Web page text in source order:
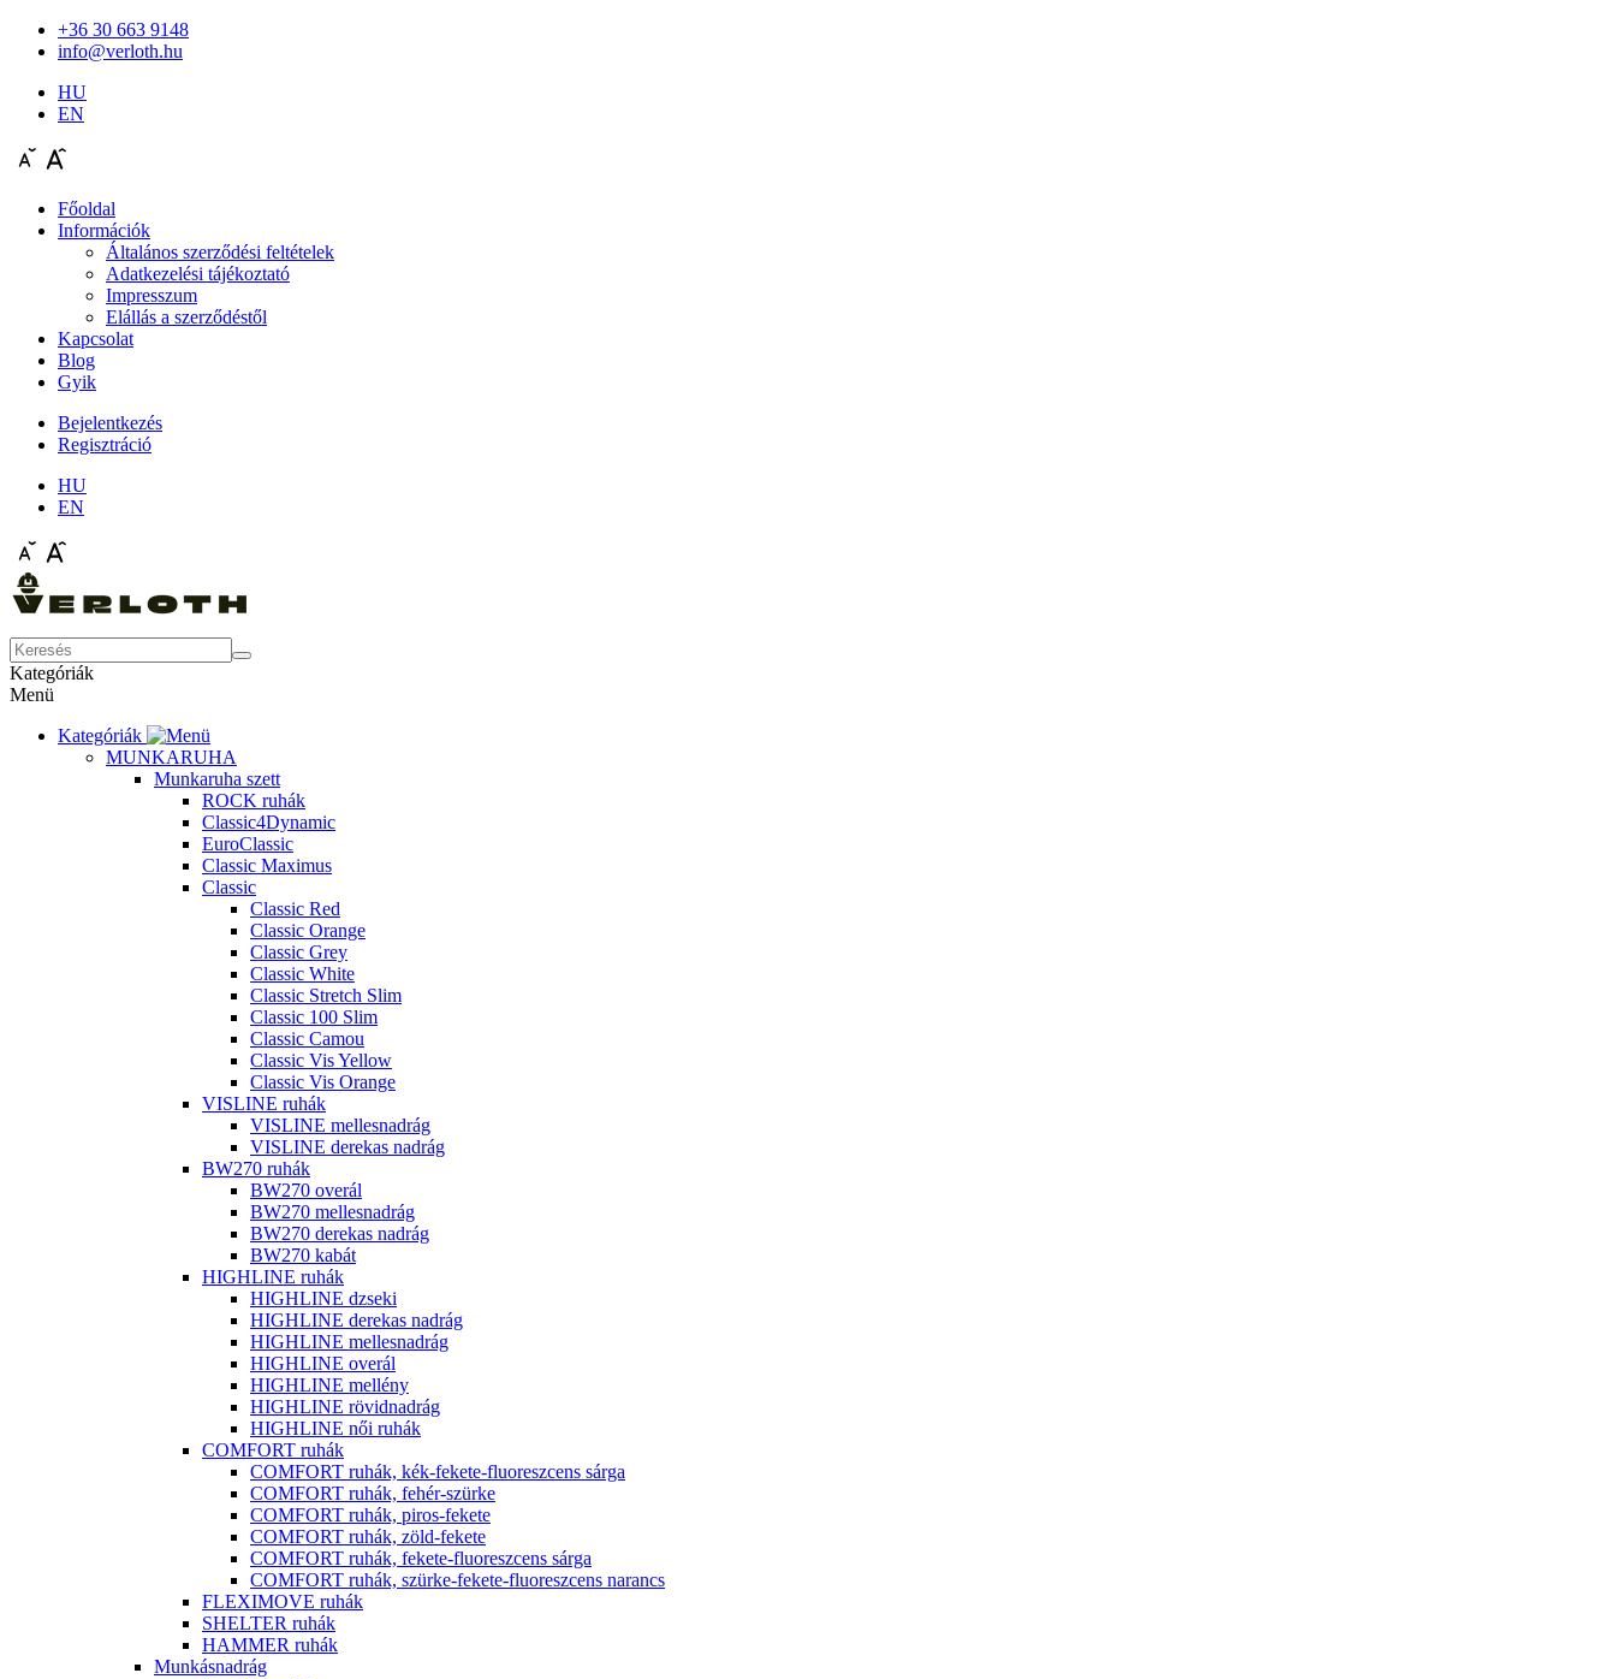
+36 30 663 9148
info@verloth.hu
HU
EN
Főoldal
Információk
Általános szerződési feltételek
Adatkezelési tájékoztató
Impresszum
Elállás a szerződéstől
Kapcsolat
Blog
Gyik
Bejelentkezés
Regisztráció
HU
EN
Kategóriák
Menü
Kategóriák
MUNKARUHA
Munkaruha szett
ROCK ruhák
Classic4Dynamic
EuroClassic
Classic Maximus
Classic
Classic Red
Classic Orange
Classic Grey
Classic White
Classic Stretch Slim
Classic 100 Slim
Classic Camou
Classic Vis Yellow
Classic Vis Orange
VISLINE ruhák
VISLINE mellesnadrág
VISLINE derekas nadrág
BW270 ruhák
BW270 overál
BW270 mellesnadrág
BW270 derekas nadrág
BW270 kabát
HIGHLINE ruhák
HIGHLINE dzseki
HIGHLINE derekas nadrág
HIGHLINE mellesnadrág
HIGHLINE overál
HIGHLINE mellény
HIGHLINE rövidnadrág
HIGHLINE női ruhák
COMFORT ruhák
COMFORT ruhák, kék-fekete-fluoreszcens sárga
COMFORT ruhák, fehér-szürke
COMFORT ruhák, piros-fekete
COMFORT ruhák, zöld-fekete
COMFORT ruhák, fekete-fluoreszcens sárga
COMFORT ruhák, szürke-fekete-fluoreszcens narancs
FLEXIMOVE ruhák
SHELTER ruhák
HAMMER ruhák
Munkásnadrág